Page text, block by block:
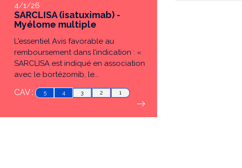
4/1/26
SARCLISA (isatuximab) -
Myélome multiple
L'essentiel Avis favorable au
remboursement dans l’indication : «
SARCLISA est indiqué en association
avec le bortézomib, le...
CAV : 5 4 3 2 1